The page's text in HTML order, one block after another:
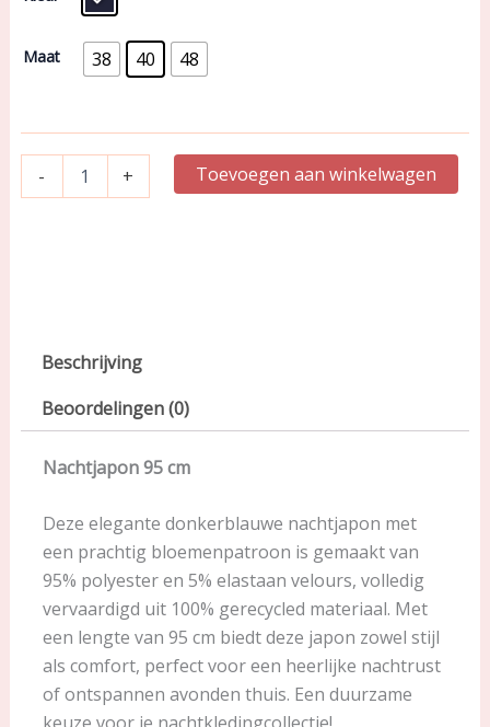
Maat 38 40 48
-
Nightdress
aantal
+ Toevoegen aan winkelwagen
Beschrijving
Beoordelingen (0)
Nachtjapon 95 cm
Deze elegante donkerblauwe nachtjapon met
een prachtig bloemenpatroon is gemaakt van
95% polyester en 5% elastaan velours, volledig
vervaardigd uit 100% gerecycled materiaal. Met
een lengte van 95 cm biedt deze japon zowel stijl
als comfort, perfect voor een heerlijke nachtrust
of ontspannen avonden thuis. Een duurzame